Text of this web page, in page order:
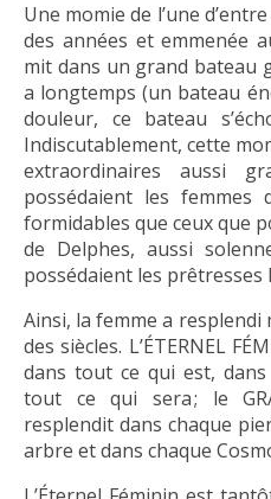
Une momie de l’une
des années et emmenée
mit dans un grand bateau
a longtemps (un bateau
douleur, ce bateau
Indiscutablement, cette
extraordinaires aussi
possédaient les femmes
formidables que ceux que
de Delphes, aussi
possédaient les prêtresses
Ainsi, la femme a
des siècles. L’ÉTERNEL
dans tout ce qui est,
tout ce qui sera ; le
resplendit dans chaque
arbre et dans chaque